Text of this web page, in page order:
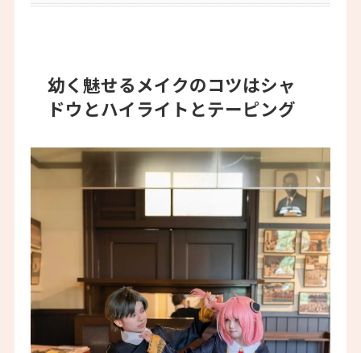
幼く魅せるメイクのコツはシャ
ドウとハイライトとテーピング